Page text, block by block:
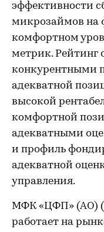
эффективности
микрозаймов на
комфортном
метрик. Рейтинг
конкурентными
адекватной
высокой
комфортной
адекватными
и профиль
адекватной
управления.
МФК «ЦФП» (АО)
работает на